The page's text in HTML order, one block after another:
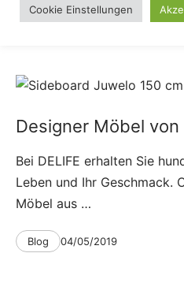
All 6 Blog
Designer Möbel von
Bei DELIFE erhalten Sie
Leben und Ihr Geschmack.
Möbel aus …
Categories
Blog
Post
04/05/2019
Cookie Einstellungen